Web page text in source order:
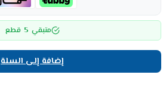
متبقي 5 قطع
إضافة إلى السلة